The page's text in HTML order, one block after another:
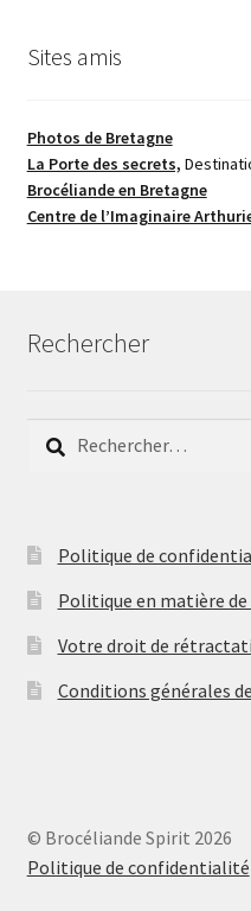
Sites amis
Photos de Bretagne
La Porte des secrets,
Brocéliande en Bretagne
Centre de l’Imaginaire
Rechercher
Politique de
Politique en matière
Votre droit de
Conditions générales
© Brocéliande Spirit 2026
Politique de confidentialité